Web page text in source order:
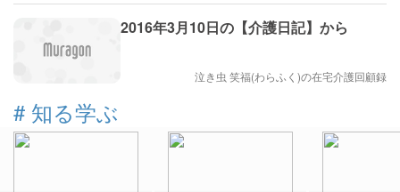
2016年3月10日の【介護日記】から
泣き虫 笑福(わらふく)の在宅介護回顧録
# 知る学ぶ